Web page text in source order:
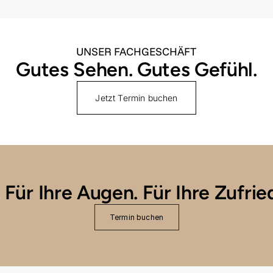
UNSER FACHGESCHÄFT
Gutes Sehen. Gutes Gefühl.
Jetzt Termin buchen
Für Ihre Augen. Für Ihre
Termin buchen